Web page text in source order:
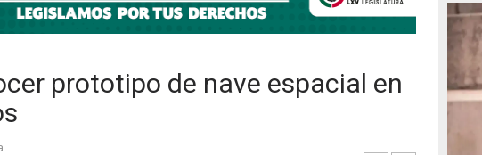
prototipo de nave espacial en